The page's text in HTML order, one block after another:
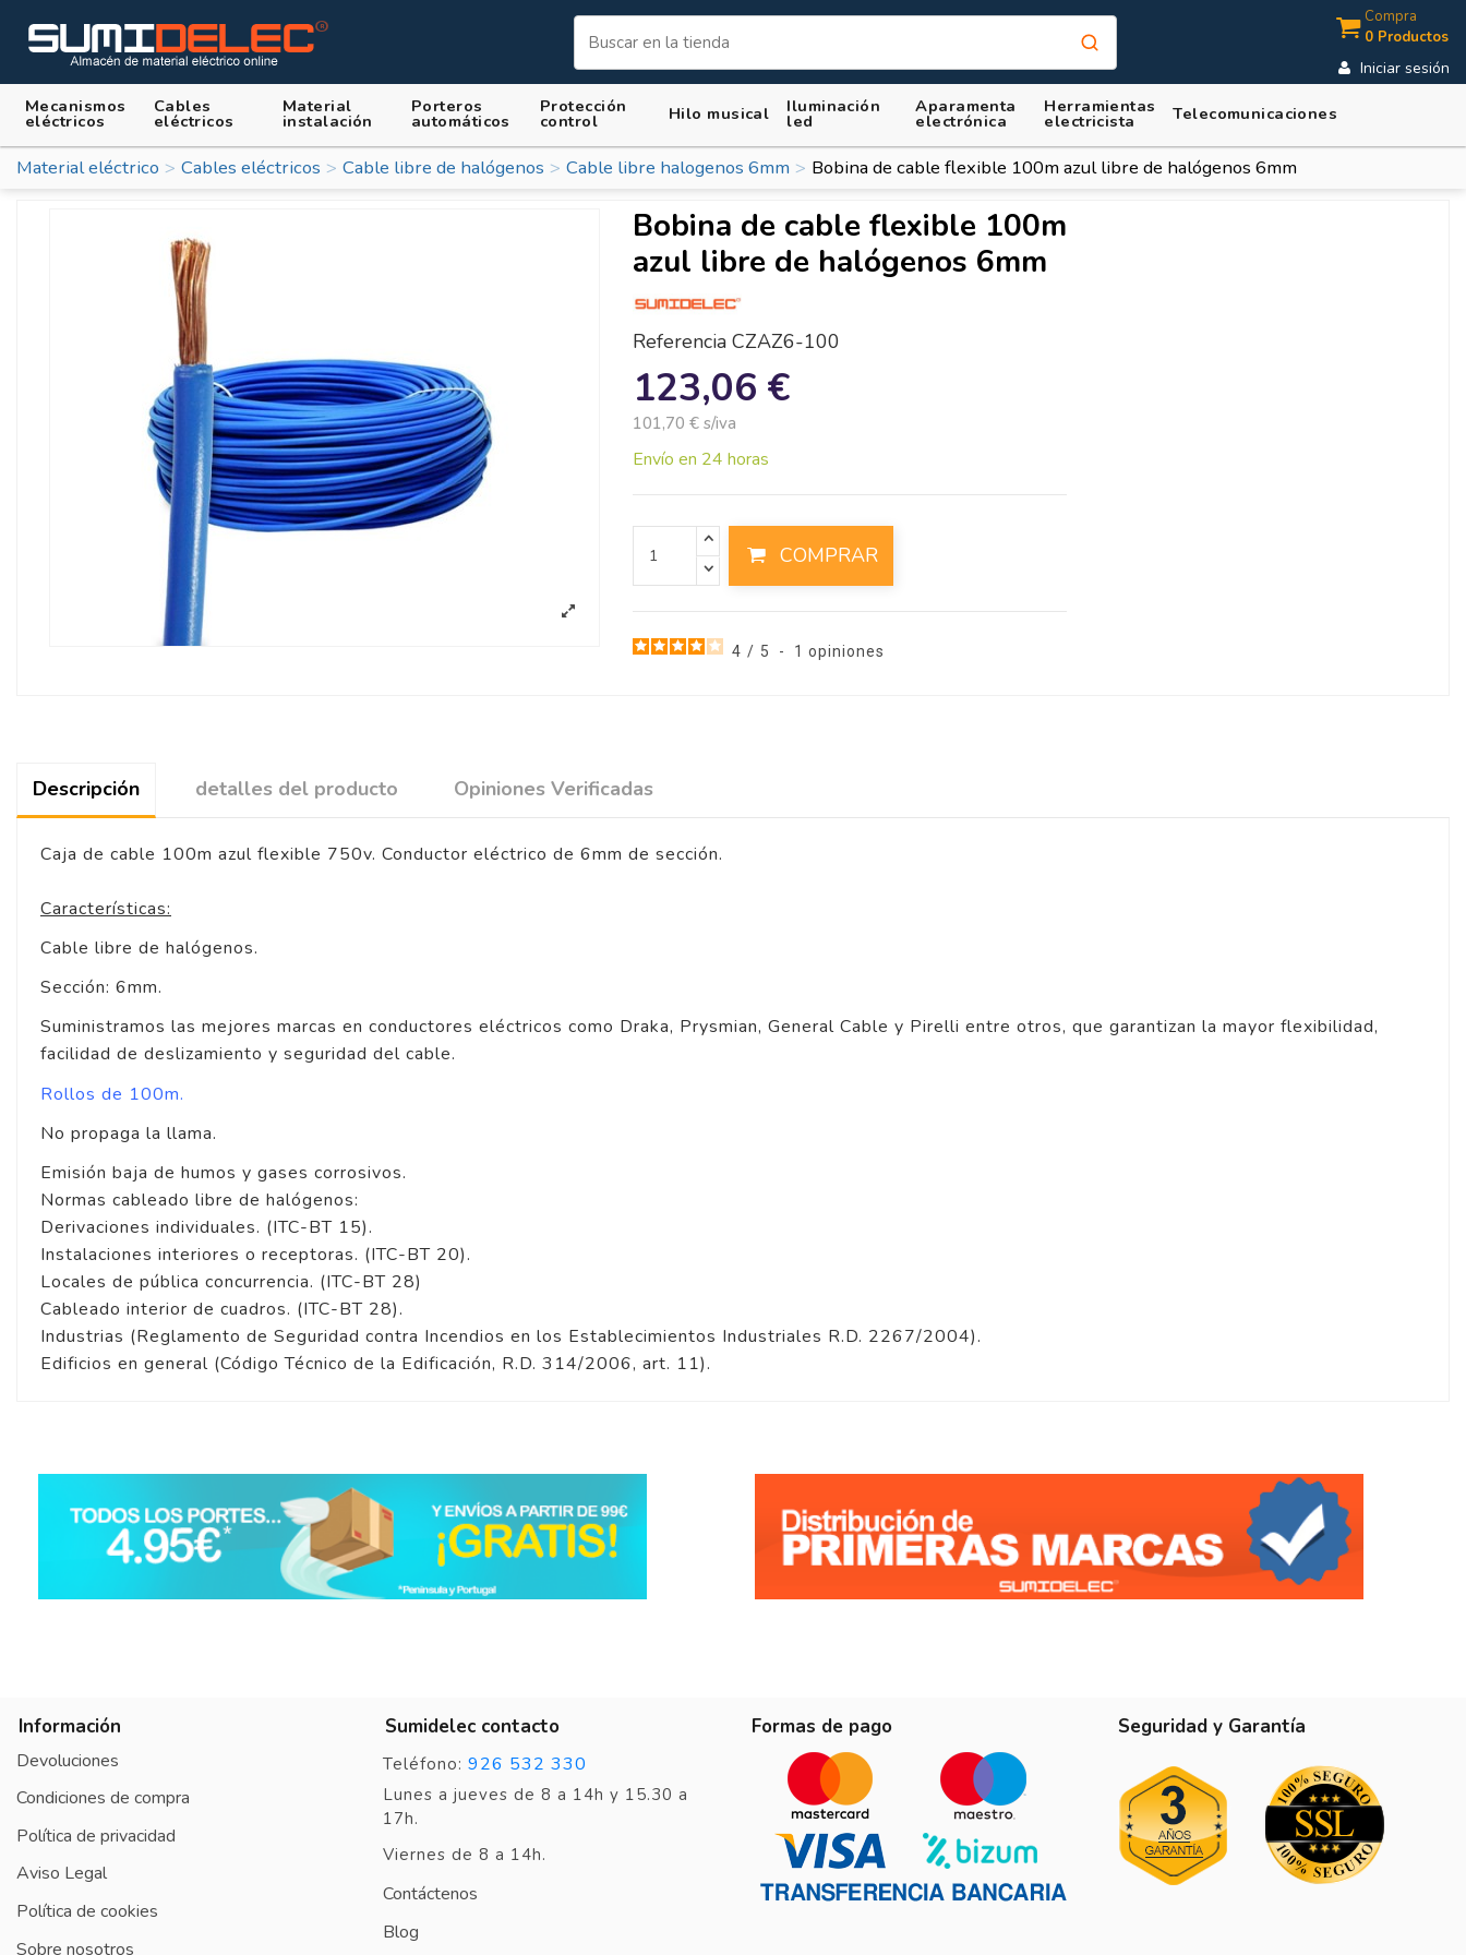
Compra
0 Productos
Iniciar sesión
Mecanismos
eléctricos
Cables
eléctricos
Material
instalación
Porteros
automáticos
Protección
control Hilo musical Iluminación
led
Aparamenta
electrónica
Herramientas
electricista Telecomunicaciones
Material eléctrico Cables eléctricos Cable libre de halógenos Cable libre halogenos 6mm Bobina de cable flexible 100m azul libre de halógenos 6mm
Bobina de cable flexible 100m
azul libre de halógenos 6mm
Referencia CZAZ6-100
123,06 €
101,70 € s/iva
Envío en 24 horas
COMPRAR
4 / 5 - 1 opiniones
Descripción detalles del producto Opiniones Verificadas
Caja de cable 100m azul flexible 750v. Conductor eléctrico de 6mm de sección.
Características:
Cable libre de halógenos.
Sección: 6mm.
Suministramos las mejores marcas en conductores eléctricos como Draka, Prysmian, General Cable y Pirelli entre otros, que garantizan la mayor flexibilidad,
facilidad de deslizamiento y seguridad del cable.
Rollos de 100m.
No propaga la llama.
Emisión baja de humos y gases corrosivos.
Normas cableado libre de halógenos:
Derivaciones individuales. (ITC-BT 15).
Instalaciones interiores o receptoras. (ITC-BT 20).
Locales de pública concurrencia. (ITC-BT 28)
Cableado interior de cuadros. (ITC-BT 28).
Industrias (Reglamento de Seguridad contra Incendios en los Establecimientos Industriales R.D. 2267/2004).
Edificios en general (Código Técnico de la Edificación, R.D. 314/2006, art. 11).
Basado en1 opiniones
sometidas a control
Ver todas las reseñas de este sitio
1
Información
Devoluciones
Condiciones de compra
Política de privacidad
Aviso Legal
Política de cookies
Sobre nosotros
Sumidelec contacto
Teléfono: 926 532 330
Lunes a jueves de 8 a 14h y 15.30 a
17h.
Viernes de 8 a 14h.
Contáctenos
Blog
Formas de pago Seguridad y Garantía